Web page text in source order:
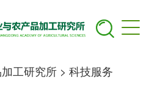
工研究所 >科技服务